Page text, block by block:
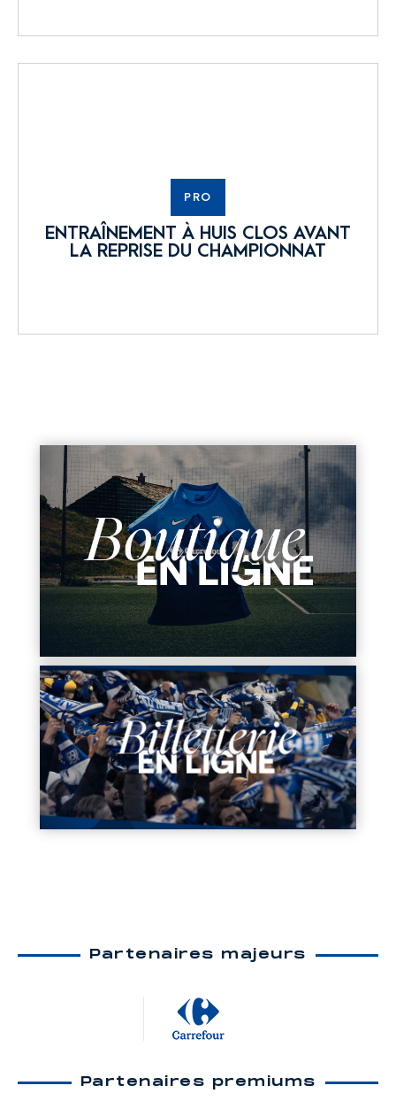
PRO
ENTRAÎNEMENT À HUIS CLOS AVANT
LA REPRISE DU CHAMPIONNAT
Partenaires majeurs
Partenaires premiums